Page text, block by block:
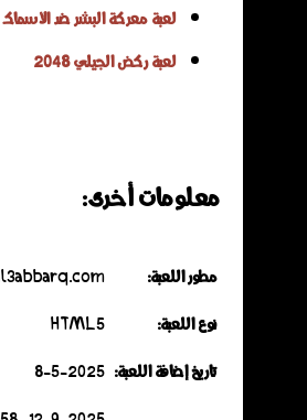
لعبة معركة البشر ضد الأسماك
لعبة ركض الجيلي 2048
معلومات أخرى:
مطور اللعبة:
نوع اللعبة:
HTML5
تاريخ إضافة اللعبة: 8-5-2025